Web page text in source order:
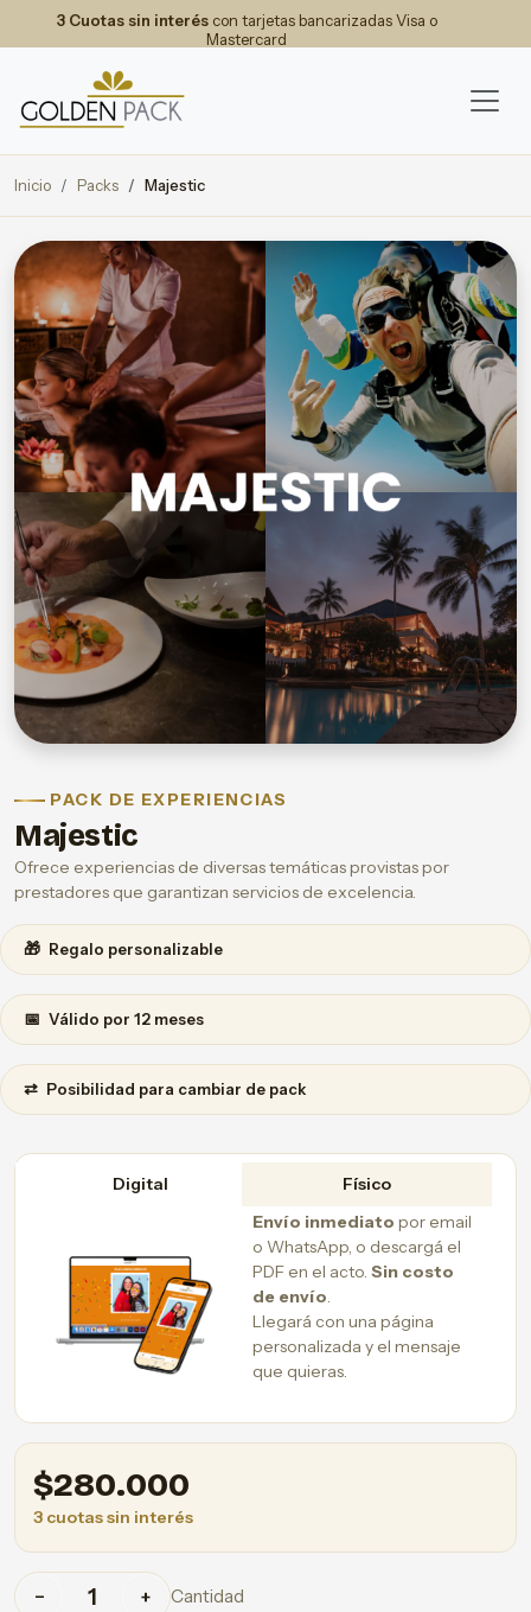
3 Cuotas sin interéscon tarjetas bancarizadas Visa o
Mastercard
Inicio Packs Majestic
PACK DE EXPERIENCIAS
Majestic
Ofrece experiencias de diversas temáticas provistas por
prestadores que garantizan servicios de excelencia.
🎁 Regalo personalizable
📅 Válido por 12 meses
⇄ Posibilidad para cambiar de pack
Digital
Físico
Envío inmediato por email
o WhatsApp, o descargá el
PDF en el acto. Sin costo
de envío.
Llegará con una página
personalizada y el mensaje
que quieras.
$280.000
3 cuotas sin interés
− + Cantidad